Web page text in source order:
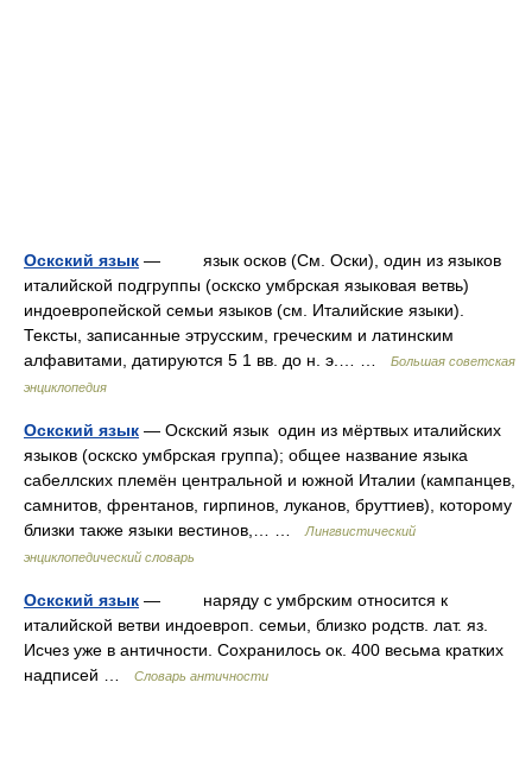
Оскский язык — язык осков (См. Оски), один из языков
италийской подгруппы (оскско умбрская языковая ветвь)
индоевропейской семьи языков (см. Италийские языки).
Тексты, записанные этрусским, греческим и латинским
алфавитами, датируются 5 1 вв. до н. э.… …
Большая советская
энциклопедия
Оскский язык — Оскский язык один из мёртвых италийских
языков (оскско умбрская группа); общее название языка
сабеллских племён центральной и южной Италии (кампанцев,
самнитов, френтанов, гирпинов, луканов, бруттиев), которому
близки также языки вестинов,… …
Лингвистический
энциклопедический словарь
Оскский язык — наряду с умбрским относится к
италийской ветви индоевроп. семьи, близко родств. лат. яз.
Исчез уже в античности. Сохранилось ок. 400 весьма кратких
надписей …
Словарь античности